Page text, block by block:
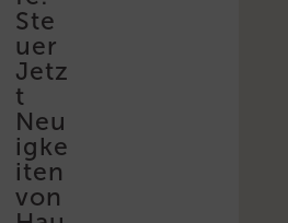
Ste
uer
Jetz
t
Neu
igke
iten
von